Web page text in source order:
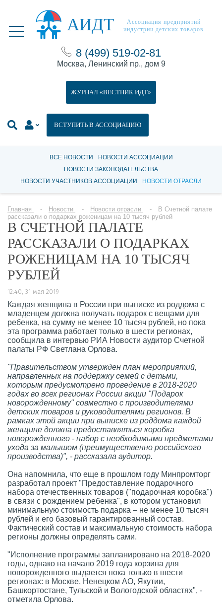
АИДТ
Ассоциация предприятий
индустрии детских товаров
8 (499) 519-02-81
Москва, Ленинский пр., дом 9
ВСТУПИТЬ В АССОЦИАЦИЮ
ЖУРНАЛ «ВЕСТНИК ИДТ»
ВСЕ НОВОСТИ
НОВОСТИ АССОЦИАЦИИ
НОВОСТИ ЗАКОНОДАТЕЛЬСТВА
НОВОСТИ УЧАСТНИКОВ АССОЦИАЦИИ
НОВОСТИ ОТРАСЛИ
Главная Новости Новости отрасли
В Счетной палате
рассказали о подарках роженицам на 10 тысяч рублей
В СЧЕТНОЙ ПАЛАТЕ
РАССКАЗАЛИ О ПОДАРКАХ
РОЖЕНИЦАМ НА 10 ТЫСЯЧ
РУБЛЕЙ
12:40, 31 мая 2019
Каждая женщина в России при выписке из роддома с
младенцем должна получать подарок с вещами для
ребенка, на сумму не менее 10 тысяч рублей, но пока
эта программа работает только в шести регионах,
сообщила в интервью РИА Новости аудитор Счетной
палаты РФ Светлана Орлова.
"Правительством утвержден план мероприятий,
направленных на поддержку семей с детьми,
которым предусмотрено проведение в 2018-2020
годах во всех регионах России акции "Подарок
новорожденному" совместно с производителями
детских товаров и руководителями регионов. В
рамках этой акции при выписке из роддома каждой
женщине должна предоставляться коробка
новорожденного - набор с необходимыми предметами
ухода за малышом (преимущественно российского
производства)", - рассказала аудитор.
Она напомнила, что еще в прошлом году Минпромторг
разработал проект "Предоставление подарочного
набора отечественных товаров ("подарочная коробка")
в связи с рождением ребенка", в котором установил
минимальную стоимость подарка – не менее 10 тысяч
рублей и его базовый гарантированный состав.
Фактический состав и максимальную стоимость набора
регионы должны определять сами.
"Исполнение программы запланировано на 2018-2020
годы, однако на начало 2019 года корзина для
новорожденного выдается пока только в шести
регионах: в Москве, Ненецком АО, Якутии,
Башкортостане, Тульской и Вологодской областях", -
отметила Орлова.